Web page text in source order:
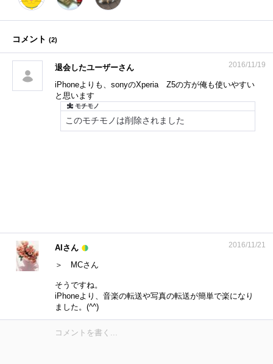
コメント (2)
退会したユーザーさん 2016/11/19
iPhoneよりも、sonyのXperia Z5の方が俺も使いやすい
と思います
AIさん 2016/11/21
＞ MCさん
そうですね。
iPhoneより、音楽の転送や写真の転送が簡単で楽になり
ました。(^^)